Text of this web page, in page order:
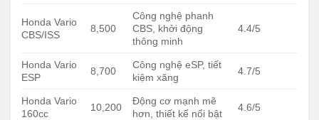
Honda Vario
CBS/ISS
8,500
Công nghệ phanh
CBS, khởi động
thông minh
4.4/5
Honda Vario
ESP
8,700
Công nghệ eSP, tiết
kiệm xăng
4.7/5
Honda Vario
160cc
10,200
Động cơ mạnh mẽ
hơn, thiết kế nổi bật
4.6/5